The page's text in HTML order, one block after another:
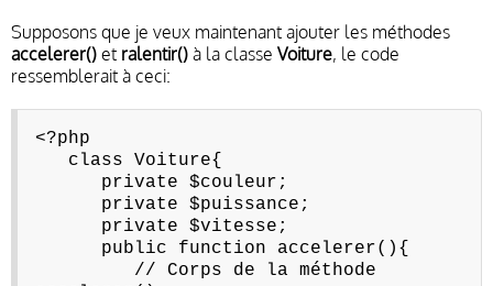
Supposons que je veux maintenant ajouter les méthodes
accelerer() et ralentir() à la classe Voiture, le code
ressemblerait à ceci:
<?php
class Voiture{
private $couleur;
private $puissance;
private $vitesse;
public function accelerer(){
// Corps de la méthode